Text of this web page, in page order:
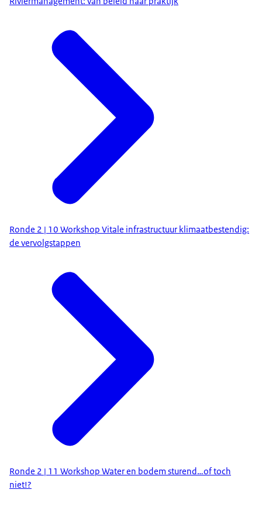
Ronde 2 | 10 Workshop Vitale infrastructuur klimaatbestendig:
de vervolgstappen
Ronde 2 | 11 Workshop Water en bodem sturend…of toch
niet!?